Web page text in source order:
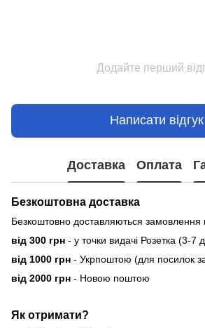
Додайте перший
Написати відгук
Доставка Оплата
Безкоштовна доставка
Безкоштовно доставляються замовлення
від 300 грн - у точки видачі Розетка (3-7
від 1000 грн - Укрпоштою (для посилок
від 2000 грн - Новою поштою
Як отримати?